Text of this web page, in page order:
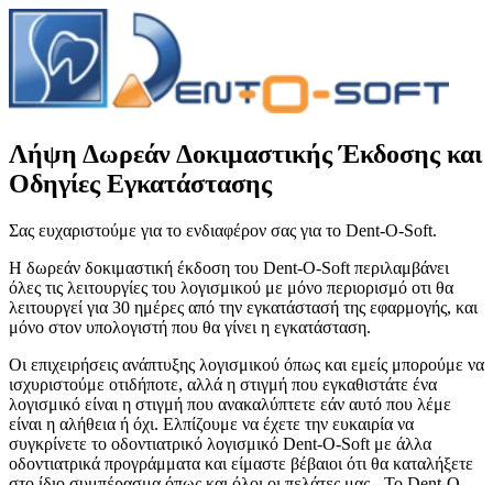
Λήψη Δωρεάν Δοκιμαστικής Έκδοσης και
Οδηγίες Εγκατάστασης
Σας ευχαριστούμε για το ενδιαφέρον σας για το Dent-O-Soft.
Η δωρεάν δοκιμαστική έκδοση του Dent-O-Soft περιλαμβάνει
όλες τις λειτουργίες του λογισμικού με μόνο περιορισμό οτι θα
λειτουργεί για 30 ημέρες από την εγκατάστασή της εφαρμογής, και
μόνο στον υπολογιστή που θα γίνει η εγκατάσταση.
Οι επιχειρήσεις ανάπτυξης λογισμικού όπως και εμείς μπορούμε να
ισχυριστούμε οτιδήποτε, αλλά η στιγμή που εγκαθιστάτε ένα
λογισμικό είναι η στιγμή που ανακαλύπτετε εάν αυτό που λέμε
είναι η αλήθεια ή όχι. Ελπίζουμε να έχετε την ευκαιρία να
συγκρίνετε το οδοντιατρικό λογισμικό Dent-O-Soft με άλλα
οδοντιατρικά προγράμματα και είμαστε βέβαιοι ότι θα καταλήξετε